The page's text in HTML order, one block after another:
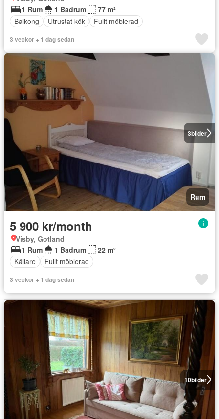
1 Rum
1 Badrum
77 m²
Balkong
Utrustat kök Fullt möblerad
3 veckor + 1 dag sedan
3bilder
Rum
5 900 kr/month
Visby, Gotland
1 Rum
1 Badrum
22 m²
Källare
Fullt möblerad
3 veckor + 1 dag sedan
10bilder